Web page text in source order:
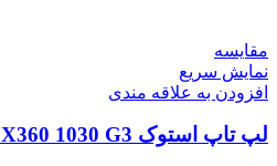
مقايسه
نمایش سریع
افزودن به علاقه مندی
لپ تاپ استوک EliteBook X360 1030 G3